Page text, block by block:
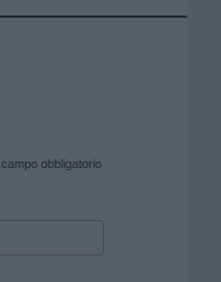
campo obbligatorio